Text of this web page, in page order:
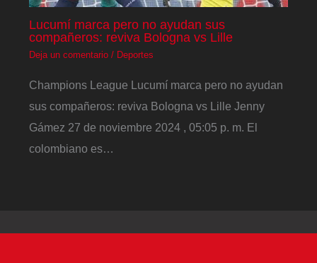
Lucumí marca pero no ayudan sus
compañeros: reviva Bologna vs Lille
Deja un comentario / Deportes
Champions League Lucumí marca pero no ayudan
sus compañeros: reviva Bologna vs Lille Jenny
Gámez 27 de noviembre 2024 , 05:05 p. m. El
colombiano es…